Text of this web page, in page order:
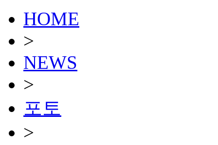
HOME
>
NEWS
>
포토
>